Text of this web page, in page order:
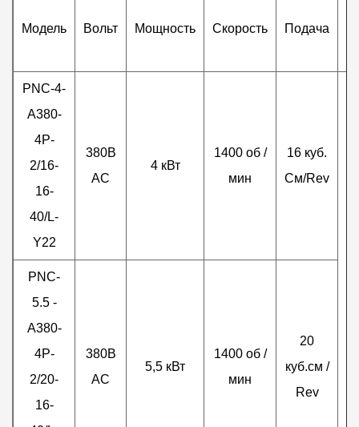
Модель Вольт Мощность Скорость Подача
PNC-4-
A380-
4P-
2/16-
16-
40/L-
Y22
380В
AC
4 кВт
1400 об /
мин
16 куб.
См/Rev
PNC-
5.5 -
A380-
4P-
2/20-
16-
380В
AC
5,5 кВт
1400 об /
мин
20
куб.см /
Rev